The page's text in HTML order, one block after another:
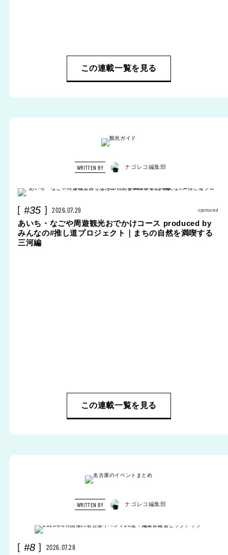
この連載一覧を見る
WRITTEN BY ナゴレコ編集部
#35 2026.07.29 sponsored
あいち・なごや周遊観光おでかけコース produced by
みんなの#推し道プロジェクト｜まちの自然を満喫する
三河編
この連載一覧を見る
WRITTEN BY ナゴレコ編集部
#8
2026.07.28